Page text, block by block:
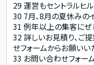
29運営もセントラルヒ
30 7月、8月の夏休みの
31 例年以上の集客にぜ
32 詳しいお見積り、ご
せフォームからお願いい
33 お問い合わせフォー